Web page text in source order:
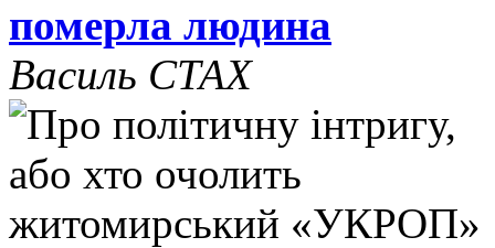
померла людина
Василь СТАХ